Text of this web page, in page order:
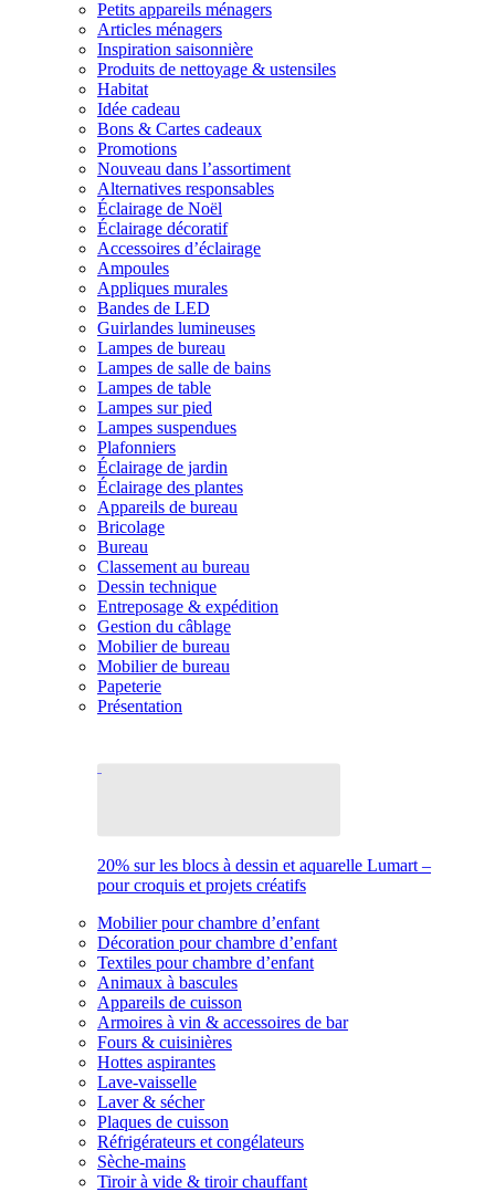
Petits appareils ménagers
Articles ménagers
Inspiration saisonnière
Produits de nettoyage & ustensiles
Habitat
Idée cadeau
Bons & Cartes cadeaux
Promotions
Nouveau dans l’assortiment
Alternatives responsables
Éclairage de Noël
Éclairage décoratif
Accessoires d’éclairage
Ampoules
Appliques murales
Bandes de LED
Guirlandes lumineuses
Lampes de bureau
Lampes de salle de bains
Lampes de table
Lampes sur pied
Lampes suspendues
Plafonniers
Éclairage de jardin
Éclairage des plantes
Appareils de bureau
Bricolage
Bureau
Classement au bureau
Dessin technique
Entreposage & expédition
Gestion du câblage
Mobilier de bureau
Mobilier de bureau
Papeterie
Présentation
20% sur les blocs à dessin et aquarelle Lumart –
pour croquis et projets créatifs
Mobilier pour chambre d’enfant
Décoration pour chambre d’enfant
Textiles pour chambre d’enfant
Animaux à bascules
Appareils de cuisson
Armoires à vin & accessoires de bar
Fours & cuisinières
Hottes aspirantes
Lave-vaisselle
Laver & sécher
Plaques de cuisson
Réfrigérateurs et congélateurs
Sèche-mains
Tiroir à vide & tiroir chauffant